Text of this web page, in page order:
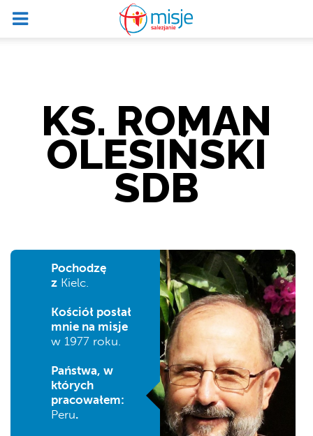
KS. ROMAN
OLESIŃSKI
SDB
Pochodzę
z Kielc.
Kościół posłał
mnie na misje
w 1977 roku.
Państwa, w
których
pracowałem:
Peru.